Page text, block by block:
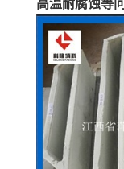
高温耐腐蚀等